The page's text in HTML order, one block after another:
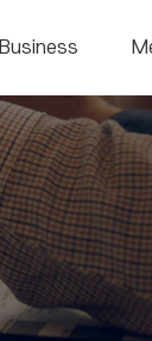
Business